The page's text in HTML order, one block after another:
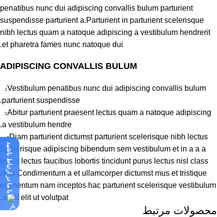
penatibus nunc dui adipiscing convallis bulum parturient
suspendisse parturient a.Parturient in parturient scelerisque
nibh lectus quam a natoque adipiscing a vestibulum hendrerit
et pharetra fames nunc natoque dui.
ADIPISCING CONVALLIS BULUM
Vestibulum penatibus nunc dui adipiscing convallis bulum
parturient suspendisse.
Abitur parturient praesent lectus quam a natoque adipiscing
a vestibulum hendre.
Diam parturient dictumst parturient scelerisque nibh lectus.
Scelerisque adipiscing bibendum sem vestibulum et in a a a
purus lectus faucibus lobortis tincidunt purus lectus nisl class
eros.Condimentum a et ullamcorper dictumst mus et tristique
elementum nam inceptos hac parturient scelerisque vestibulum
amet elit ut volutpat.
محصولات مرتبط
با ما در ارتباط باشید